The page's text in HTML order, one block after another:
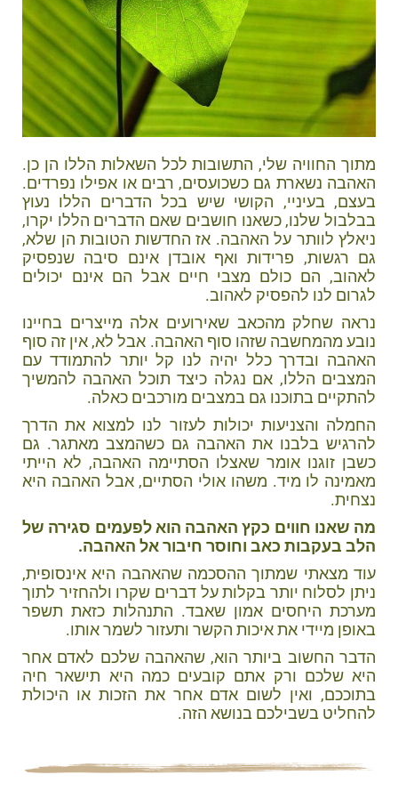
מתוך החוויה שלי, התשובות לכל השאלות הללו הן כן.
האהבה נשארת גם כשכועסים, רבים או אפילו נפרדים.
בעצם, בעיניי, הקושי שיש בכל הדברים הללו נעוץ
בבלבול שלנו, כשאנו חושבים שאם הדברים הללו יקרו,
ניאלץ לוותר על האהבה. אז החדשות הטובות הן שלא,
גם רגשות, פרידות ואף אובדן אינם סיבה שנפסיק
לאהוב, הם כולם מצבי חיים אבל הם אינם יכולים
לגרום לנו להפסיק לאהוב.
נראה שחלק מהכאב שאירועים אלה מייצרים בחיינו
נובע מהמחשבה שזהו סוף האהבה. אבל לא, אין זה סוף
האהבה ובדרך כלל יהיה לנו קל יותר להתמודד עם
המצבים הללו, אם נגלה כיצד תוכל האהבה להמשיך
להתקיים בתוכנו גם במצבים מורכבים כאלה.
החמלה והצניעות יכולות לעזור לנו למצוא את הדרך
להרגיש בלבנו את האהבה גם כשהמצב מאתגר. גם
כשבן זוגנו אומר שאצלו הסתיימה האהבה, לא הייתי
מאמינה לו מיד. משהו אולי הסתיים, אבל האהבה היא
נצחית.
מה שאנו חווים כקץ האהבה הוא לפעמים סגירה של
הלב בעקבות כאב וחוסר חיבור אל האהבה.
עוד מצאתי שמתוך ההסכמה שהאהבה היא אינסופית,
ניתן לסלוח יותר בקלות על דברים שקרו ולהחזיר לתוך
מערכת היחסים אמון שאבד. התנהלות כזאת תשפר
באופן מיידי את איכות הקשר ותעזור לשמר אותו.
הדבר החשוב ביותר הוא, שהאהבה שלכם לאדם אחר
היא שלכם ורק אתם קובעים כמה היא תישאר חיה
בתוככם, ואין לשום אדם אחר את הזכות או היכולת
להחליט בשבילכם בנושא הזה.